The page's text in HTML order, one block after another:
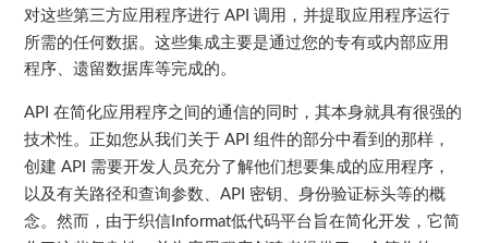
对这些第三方应用程序进行 API调用，并提取应用程序运行
所需的任何数据。这些集成主要是通过您的专有或内部应用
程序、遗留数据库等完成的。
API在简化应用程序之间的通信的同时，其本身就具有很强的
技术性。正如您从我们关于 API组件的部分中看到的那样，
创建 API 需要开发人员充分了解他们想要集成的应用程序，
以及有关路径和查询参数、API 密钥、身份验证标头等的概
念。然而，由于织信Informat低代码平台旨在简化开发，它简